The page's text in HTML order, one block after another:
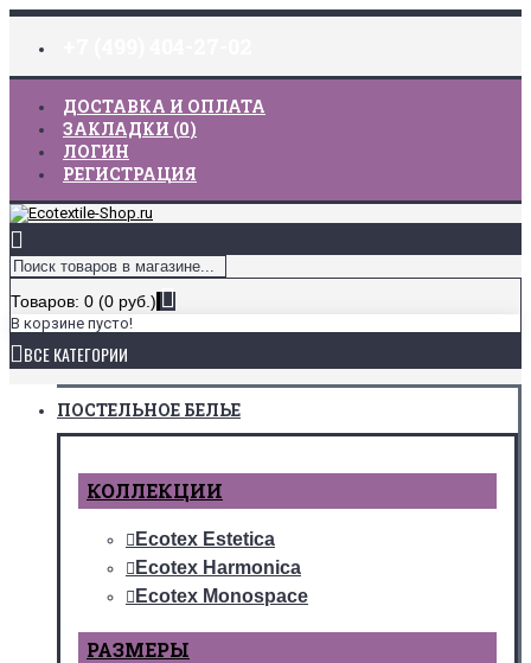
ДОСТАВКА И ОПЛАТА
ЗАКЛАДКИ (0)
ЛОГИН
РЕГИСТРАЦИЯ
Товаров: 0 (0 руб.)
В корзине пусто!
ВСЕ КАТЕГОРИИ
ПОСТЕЛЬНОЕ БЕЛЬЕ
КОЛЛЕКЦИИ
Ecotex Estetica
Ecotex Harmonica
Ecotex Monospace
РАЗМЕРЫ